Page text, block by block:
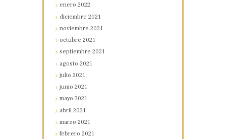
enero2022
diciembre2021
noviembre2021
octubre2021
septiembre2021
agosto2021
julio2021
junio2021
mayo2021
abril2021
marzo2021
febrero2021